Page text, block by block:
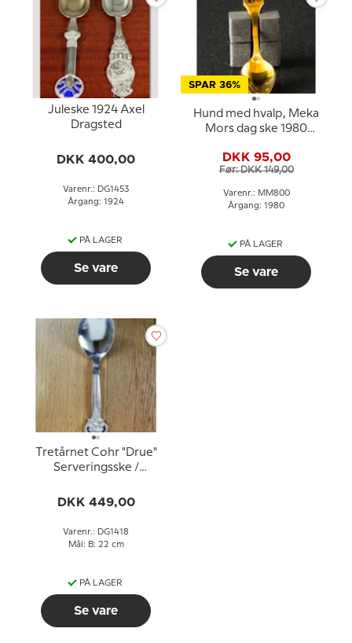
Juleske 1924 Axel
Dragsted
DKK 400,00
Varenr.: DG1453
Årgang: 1924
PÅ LAGER
Se vare
SPAR 36%
Hund med hvalp, Meka
Mors dag ske 1980
DKK 95,00
Før: DKK 149,00
Varenr.: MM800
Årgang: 1980
PÅ LAGER
Se vare
Tretårnet Cohr "Drue"
Serveringsske /
DKK 449,00
Varenr.: DG1418
Mål: B: 22 cm
PÅ LAGER
Se vare